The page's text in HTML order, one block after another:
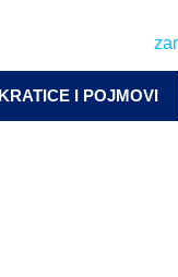
KRATICE I POJMOVI